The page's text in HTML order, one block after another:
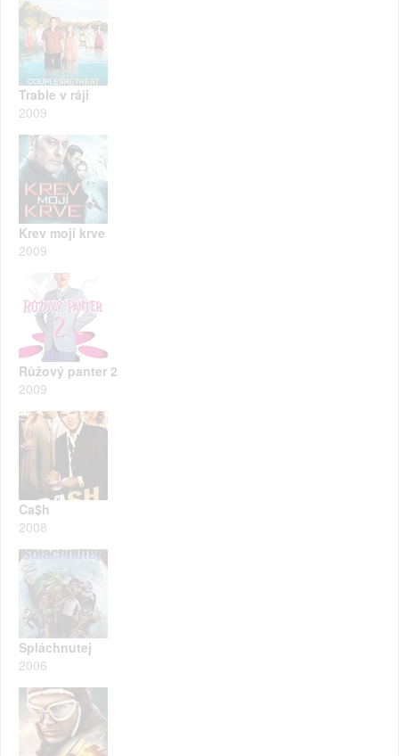
Trable v ráji
2009
Krev mojí krve
2009
Růžový panter 2
2009
Ca$h
2008
Spláchnutej
2006